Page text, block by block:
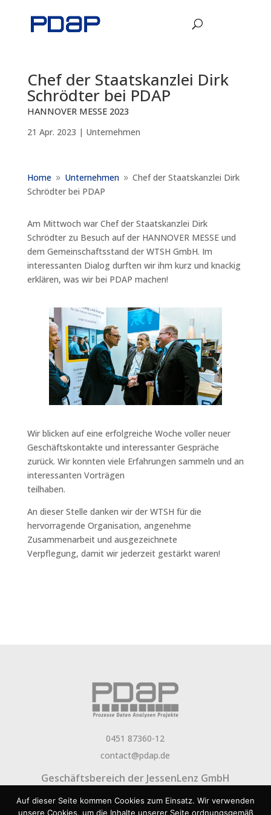
Chef der Staatskanzlei Dirk
Schrödter bei PDAP
HANNOVER MESSE 2023
21 Apr. 2023 | Unternehmen
Home 9 Unternehmen 9 Chef der Staatskanzlei Dirk
Schrödter bei PDAP
Am Mittwoch war Chef der Staatskanzlei Dirk
Schrödter zu Besuch auf der HANNOVER MESSE und
dem Gemeinschaftsstand der WTSH GmbH. Im
interessanten Dialog durften wir ihm kurz und knackig
erklären, was wir bei PDAP machen!
Wir blicken auf eine erfolgreiche Woche voller neuer
Geschäftskontakte und interessanter Gespräche
zurück. Wir konnten viele Erfahrungen sammeln und an
interessanten Vorträgen
teilhaben.
An dieser Stelle danken wir der WTSH für die
hervorragende Organisation, angenehme
Zusammenarbeit und ausgezeichnete
Verpflegung, damit wir jederzeit gestärkt waren!
0451 87360-12
contact@pdap.de
Geschäftsbereich der JessenLenz GmbH
Über PDAP Newsletter Aktuelles FAQ
Jobs
Presse
Impressum Datenschutz Rechtlicher
Auf dieser Seite kommen Cookies zum Einsatz. Wir verwenden
unsere Cookies, um die Inhalte unserer Seite ordnungsgemäß